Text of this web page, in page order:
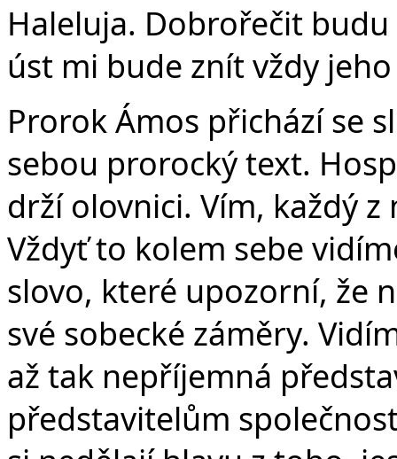
Haleluja. Dobrořečit
úst mi bude znít vždy
Prorok Ámos přichází se
sebou prorocký text.
drží olovnici. Vím, každý
Vždyť to kolem sebe
slovo, které upozorní, že
své sobecké záměry.
až tak nepříjemná
představitelům